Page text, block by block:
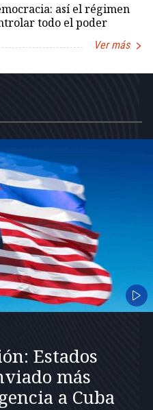
así el régimen
todo el poder
Ver más
Estados
más
a Cuba